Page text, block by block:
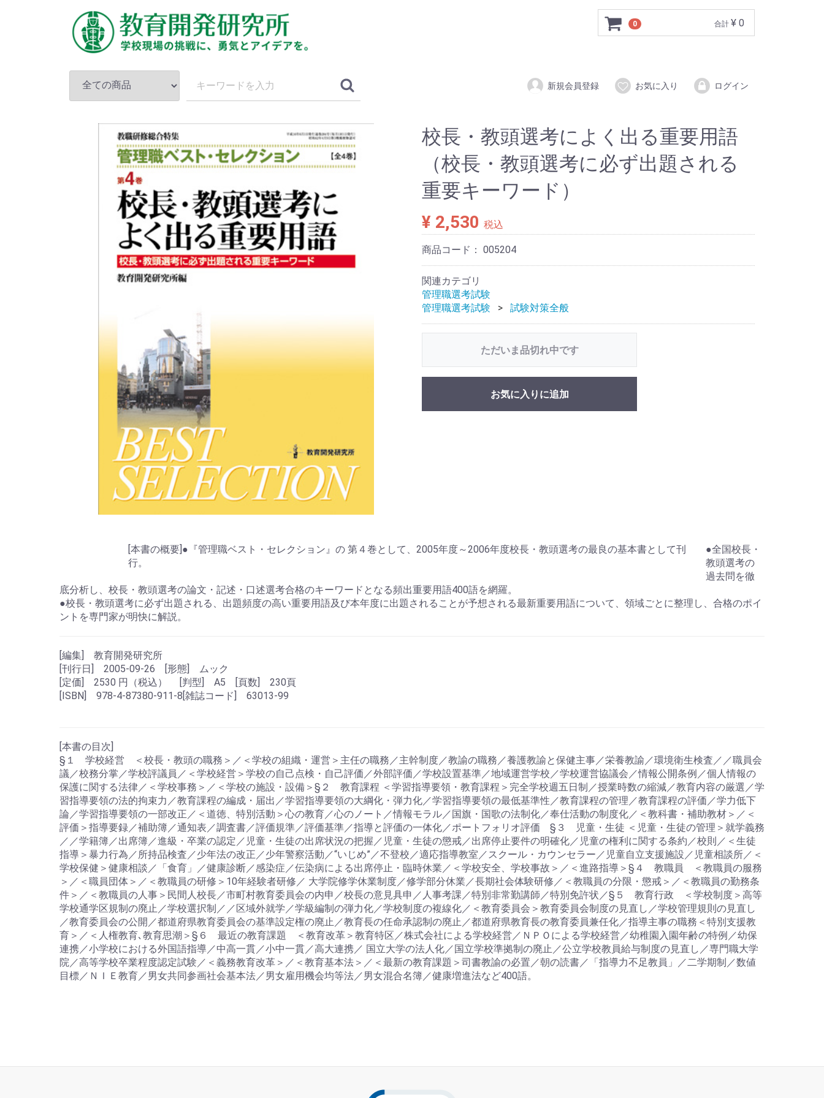
0 合計 ¥ 0
新規会員登録 お気に入り ログイン
校長・教頭選考によく出る重要用語
（校長・教頭選考に必ず出題される
重要キーワード）
¥ 2,530 税込
商品コード： 005204
関連カテゴリ
管理職選考試験
管理職選考試験
試験対策全般
ただいま品切れ中です
お気に入りに追加
[本書の概要]●『管理職ベスト・セレクション』の 第４巻として、2005年度～2006年度校長・教頭選考の最良の基本書として刊
行。
●全国校長・
教頭選考の
過去問を徹
底分析し、校長・教頭選考の論文・記述・口述選考合格のキーワードとなる頻出重要用語400語を網羅。
●校長・教頭選考に必ず出題される、出題頻度の高い重要用語及び本年度に出題されることが予想される最新重要用語について、領域ごとに整理し、合格のポイ
ントを専門家が明快に解説。
[編集] 教育開発研究所
[刊行日] 2005-09-26 [形態] ムック
[定価] 2530 円（税込） [判型] A5 [頁数] 230頁
[ISBN] 978-4-87380-911-8[雑誌コード] 63013-99
[本書の目次]
§１ 学校経営 ＜校長・教頭の職務＞／＜学校の組織・運営＞主任の職務／主幹制度／教諭の職務／養護教諭と保健主事／栄養教諭／環境衛生検査／／職員会
議／校務分掌／学校評議員／＜学校経営＞学校の自己点検・自己評価／外部評価／学校設置基準／地域運営学校／学校運営協議会／情報公開条例／個人情報の
保護に関する法律／＜学校事務＞／＜学校の施設・設備＞§２ 教育課程 ＜学習指導要領・教育課程＞完全学校週五日制／授業時数の縮減／教育内容の厳選／学
習指導要領の法的拘束力／教育課程の編成・届出／学習指導要領の大綱化・弾力化／学習指導要領の最低基準性／教育課程の管理／教育課程の評価／学力低下
論／学習指導要領の一部改正／＜道徳、特別活動＞心の教育／心のノート／情報モラル／国旗・国歌の法制化／奉仕活動の制度化／＜教科書・補助教材＞／＜
評価＞指導要録／補助簿／通知表／調査書／評価規準／評価基準／指導と評価の一体化／ポートフォリオ評価 §３ 児童・生徒 ＜児童・生徒の管理＞就学義務
／／学籍簿／出席簿／進級・卒業の認定／児童・生徒の出席状況の把握／児童・生徒の懲戒／出席停止要件の明確化／児童の権利に関する条約／校則／＜生徒
指導＞暴力行為／所持品検査／少年法の改正／少年警察活動／“いじめ”／不登校／適応指導教室／スクール・カウンセラー／児童自立支援施設／児童相談所／＜
学校保健＞健康相談／「食育」／健康診断／感染症／伝染病による出席停止・臨時休業／＜学校安全、学校事故＞／＜進路指導＞§４ 教職員 ＜教職員の服務
＞／＜職員団体＞／＜教職員の研修＞10年経験者研修／ 大学院修学休業制度／修学部分休業／長期社会体験研修／＜教職員の分限・懲戒＞／＜教職員の勤務条
件＞／＜教職員の人事＞民間人校長／市町村教育委員会の内申／校長の意見具申／人事考課／特別非常勤講師／特別免許状／§５ 教育行政 ＜学校制度＞高等
学校通学区規制の廃止／学校選択制／／区域外就学／学級編制の弾力化／学校制度の複線化／＜教育委員会＞教育委員会制度の見直し／学校管理規則の見直し
／教育委員会の公開／都道府県教育委員会の基準設定権の廃止／教育長の任命承認制の廃止／都道府県教育長の教育委員兼任化／指導主事の職務＜特別支援教
育＞／＜人権教育､教育思潮＞§６ 最近の教育課題 ＜教育改革＞教育特区／株式会社による学校経営／ＮＰＯによる学校経営／幼稚園入園年齢の特例／幼保
連携／小学校における外国語指導／中高一貫／小中一貫／高大連携／ 国立大学の法人化／国立学校準拠制の廃止／公立学校教員給与制度の見直し／専門職大学
院／高等学校卒業程度認定試験／＜義務教育改革＞／＜教育基本法＞／＜最新の教育課題＞司書教諭の必置／朝の読書／「指導力不足教員」／二学期制／数値
目標／ＮＩＥ教育／男女共同参画社会基本法／男女雇用機会均等法／男女混合名簿／健康増進法など400語。